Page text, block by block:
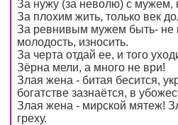
За нужу (за неволю) с мужем,
За плохим жить, только век
За ревнивым мужем быть- не
молодость, износить.
За черта отдай ее, и того
Зёрна мели, а много не ври!
Злая жена - битая бесится,
богатстве зазнаётся, в
Злая жена - мирской мятеж!
греху.